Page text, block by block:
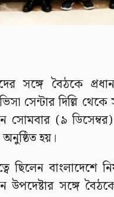
সঙ্গে বৈঠকে
সেন্টার দিল্লি
সোমবার (৯
হয়।
ছিলেন
উপদেষ্টার সঙ্গে